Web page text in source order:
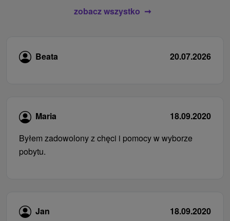
zobacz wszystko
Beata 20.07.2026
Maria
18.09.2020
Byłem zadowolony z chęci i pomocy w wyborze
pobytu.
Jan
18.09.2020